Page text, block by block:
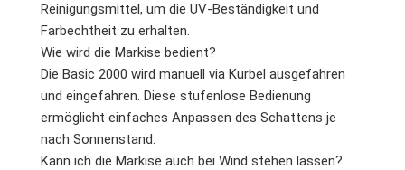
Reinigungsmittel, um die UV-Beständigkeit und
Farbechtheit zu erhalten.
Wie wird die Markise bedient?
Die Basic 2000 wird manuell via Kurbel ausgefahren
und eingefahren. Diese stufenlose Bedienung
ermöglicht einfaches Anpassen des Schattens je
nach Sonnenstand.
Kann ich die Markise auch bei Wind stehen lassen?